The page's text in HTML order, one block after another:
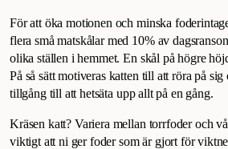
För att öka motionen och minska
flera små matskålar med 10% av
olika ställen i hemmet. En skål på högre
På så sätt motiveras katten till att röra på sig
tillgång till att hetsäta upp allt på en gång.
Kräsen katt? Variera mellan torrfoder och
viktigt att ni ger foder som är gjort för